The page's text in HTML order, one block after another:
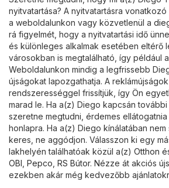
nyitvatartása? A nyitvatartásra
a weboldalunkon vagy közvetlenül a
rá figyelmét, hogy a nyitvatartási idő
és különleges alkalmak esetében eltérő
városokban is megtalálható, így például
Weboldalunkon mindig a legfrissebb
újságokat lapozgathatja. A
rendszerességgel frissítjük, így Ön
marad le. Ha a(z) Diego kapcsán
szeretne megtudni, érdemes ellátogatnia
honlapra. Ha a(z) Diego kínálatában nem
keres, ne aggódjon. Válasszon ki egy
lakhelyén találhatóak közül a(z) Otthon
OBI Pepco RS Bútor. Nézze át akciós
ezekben akár még kedvezőbb